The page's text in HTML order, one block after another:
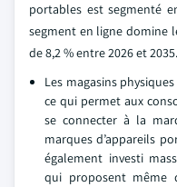
portables est segmenté
segment en ligne domine
de 8,2 % entre 2026 et 2035.
Les magasins
ce qui permet aux
se connecter à la
marques d’appareils
également investi
qui proposent même